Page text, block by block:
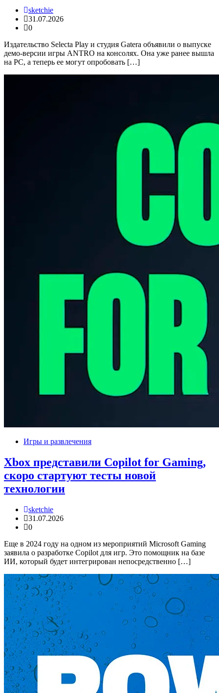
sketchie
31.07.2026
0
Издательство Selecta Play и студия Gatera объявили о выпуске
демо-версии игры ANTRO на консолях. Она уже ранее вышла
на PC, а теперь ее могут опробовать […]
Игры и развлечения
Xbox представили Copilot for Gaming,
скоро стартуют тесты новой
технологии
sketchie
31.07.2026
0
Еще в 2024 году на одном из мероприятий Microsoft Gaming
заявила о разработке Copilot для игр. Это помощник на базе
ИИ, который будет интегрирован непосредственно […]